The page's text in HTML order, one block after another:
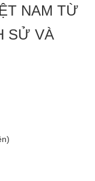
NAM TỪ
SỬ VÀ